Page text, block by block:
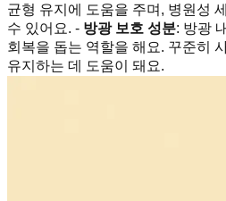
균형 유지에 도움을 주며, 병원성
수 있어요. - 방광 보호 성분: 방광
회복을 돕는 역할을 해요. 꾸준히
유지하는 데 도움이 돼요.